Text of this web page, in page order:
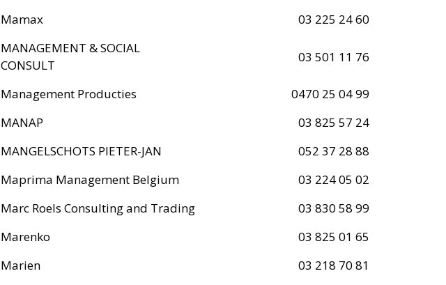
Mamax
03 225 24 60
MANAGEMENT & SOCIAL
CONSULT
03 501 11 76
Management Producties
0470 25 04 99
MANAP
03 825 57 24
MANGELSCHOTS PIETER-JAN
052 37 28 88
Maprima Management Belgium
03 224 05 02
Marc Roels Consulting and Trading
03 830 58 99
Marenko
03 825 01 65
Marien
03 218 70 81